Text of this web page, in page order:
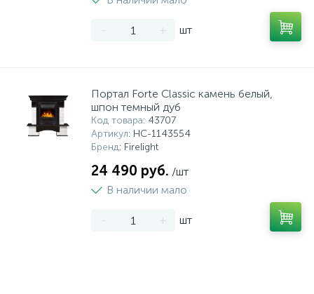
- + шт
Портал Forte Classic камень белый,
шпон темный дуб
Код товара: 43707
Артикул: НС-1143554
Бренд: Firelight
24 490 руб. /шт
В наличии мало
- + шт